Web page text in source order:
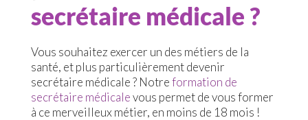
secrétaire médicale ?
Vous souhaitez exercer un des métiers de la
santé, et plus particulièrement devenir
secrétaire médicale ? Notreformation de
secrétaire médicalevous permet de vous former
à ce merveilleux métier, en moins de 18 mois !